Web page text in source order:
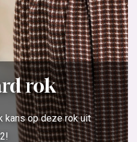
rok
kans op deze rok uit